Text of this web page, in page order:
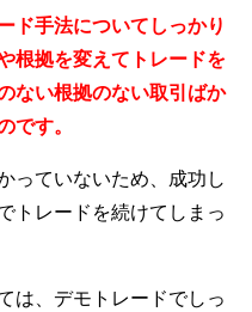
ド手法についてしっかり
根拠を変えてトレードを
ない根拠のない取引ばか
です。
っていないため、成功し
トレードを続けてしまっ
は、デモトレードでしっ